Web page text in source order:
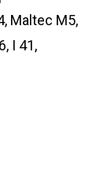
Maltec M5,
I 41,